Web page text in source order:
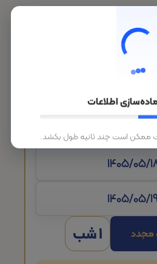
ورود
1 شب
اطلاعات
ممکن است چند ثانیه طول بکشد.